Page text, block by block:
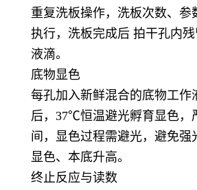
重复洗板操作，洗板次数、参
执行，洗板完成后 拍干孔内
液滴。
底物显色
每孔加入新鲜混合的底物工作
后，37℃恒温避光孵育显色，
间，显色过程需避光，避免强
显色、本底升高。
终止反应与读数